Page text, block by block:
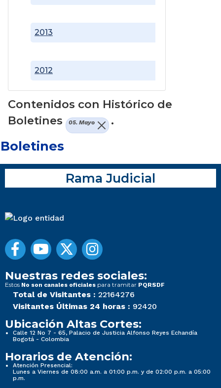
2012
2013
Contenidos con Histórico de
Boletines
05. Mayo .
Boletines
Rama Judicial
Nuestras redes sociales:
Estos No son canales oficiales para tramitar PQRSDF
Total de Visitantes : 22164276
Visitantes Últimas 24 horas : 92420
Ubicación Altas Cortes:
Calle 12 No 7 - 65, Palacio de Justicia Alfonso Reyes Echandía
Bogotá - Colombia
Horarios de Atención:
Atención Presencial:
Lunes a Viernes de 08:00 a.m. a 01:00 p.m. y de 02:00 p.m. a 05:00
p.m.